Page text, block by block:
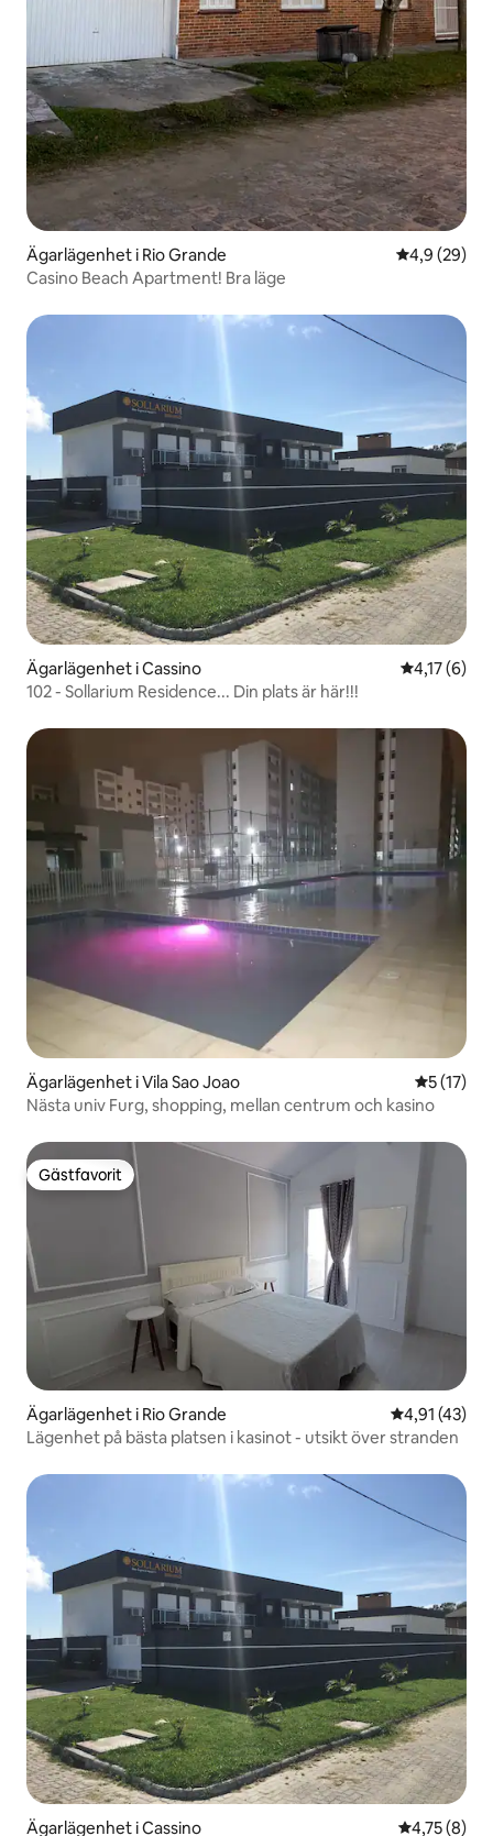
Ägarlägenhet i Rio Grande 4,9 av 5 i
4,9 (29)
Casino Beach Apartment! Bra läge
Ägarlägenhet i Cassino 4,17 av 5 i
4,17 (6)
102 - Sollarium Residence... Din plats är här!!!
Ägarlägenhet i Vila Sao Joao 5 av 5 i
5 (17)
Nästa univ Furg, shopping, mellan centrum och kasino
Gästfavorit
Gästfavorit
Ägarlägenhet i Rio Grande 4,91 av 5 i
4,91 (43)
Lägenhet på bästa platsen i kasinot - utsikt över stranden
Ägarlägenhet i Cassino 4,75 av 5 i
4,75 (8)